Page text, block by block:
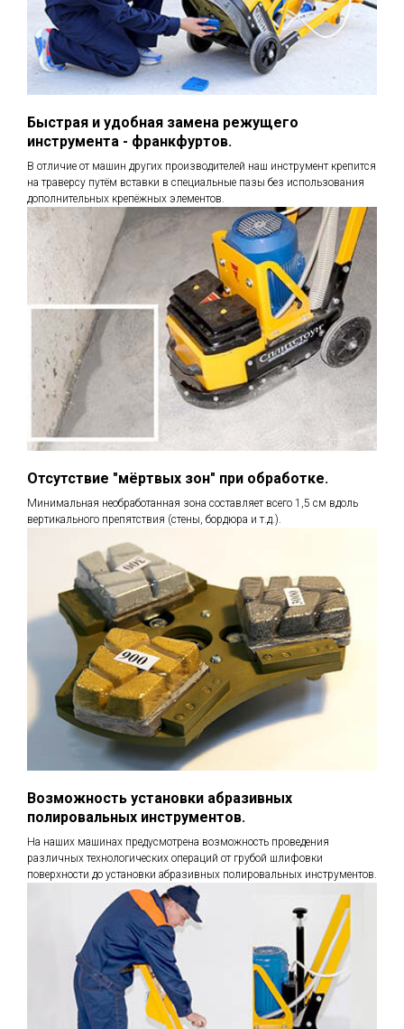
Быстрая и удобная замена режущего
инструмента - франкфуртов.
В отличие от машин других производителей наш инструмент крепится
на траверсу путём вставки в специальные пазы без использования
дополнительных крепёжных элементов.
Отсутствие "мёртвых зон" при обработке.
Минимальная необработанная зона составляет всего 1,5 см вдоль
вертикального препятствия (стены, бордюра и т.д.).
Возможность установки абразивных
полировальных инструментов.
На наших машинах предусмотрена возможность проведения
различных технологических операций от грубой шлифовки
поверхности до установки абразивных полировальных инструментов.